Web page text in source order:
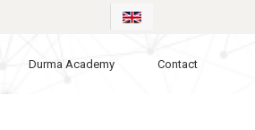
Durma Academy Contact